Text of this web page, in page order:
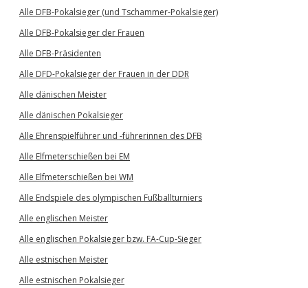
Alle DFB-Pokalsieger (und Tschammer-Pokalsieger)
Alle DFB-Pokalsieger der Frauen
Alle DFB-Präsidenten
Alle DFD-Pokalsieger der Frauen in der DDR
Alle dänischen Meister
Alle dänischen Pokalsieger
Alle Ehrenspielführer und -führerinnen des DFB
Alle Elfmeterschießen bei EM
Alle Elfmeterschießen bei WM
Alle Endspiele des olympischen Fußballturniers
Alle englischen Meister
Alle englischen Pokalsieger bzw. FA-Cup-Sieger
Alle estnischen Meister
Alle estnischen Pokalsieger